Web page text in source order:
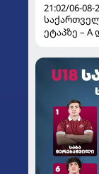
21:02/06-08-
ეტაპზე – A